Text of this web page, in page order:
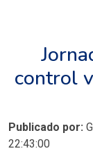
control
Publicado por:
22:43:00